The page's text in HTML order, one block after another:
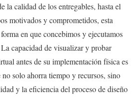
la calidad de los entregables, hasta el
motivados y comprometidos, esta
en que concebimos y ejecutamos
capacidad de visualizar y probar
antes de su implementación física es
solo ahorra tiempo y recursos, sino
y la eficiencia del proceso de diseño